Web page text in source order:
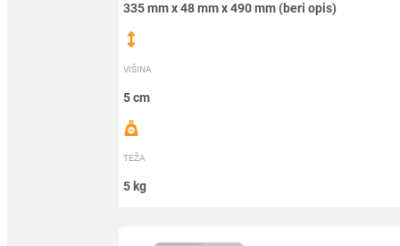
335 mm x 48 mm x 490 mm (beri opis)
VIŠINA
5 cm
TEŽA
5 kg